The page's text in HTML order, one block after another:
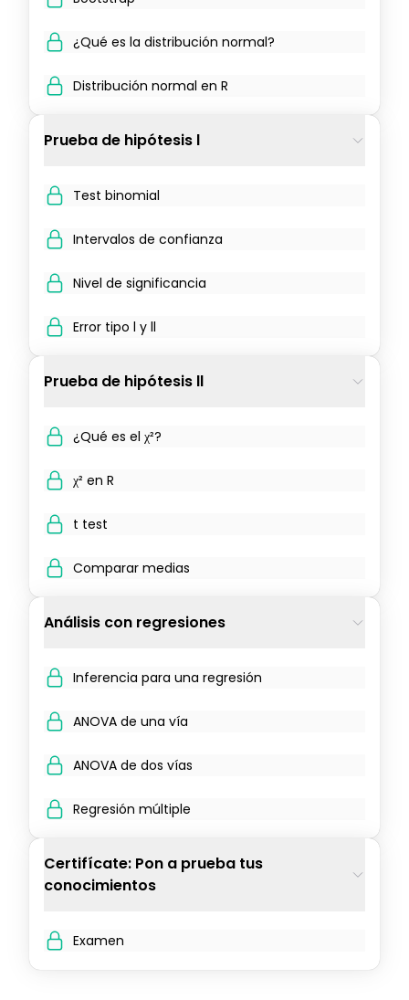
¿Qué es la distribución normal?
Distribución normal en R
Prueba de hipótesis l
Test binomial
Intervalos de confianza
Nivel de significancia
Error tipo l y ll
Prueba de hipótesis ll
¿Qué es el χ²?
χ² en R
t test
Comparar medias
Análisis con regresiones
Inferencia para una regresión
ANOVA de una vía
ANOVA de dos vías
Regresión múltiple
Certifícate: Pon a prueba tus
conocimientos
Examen